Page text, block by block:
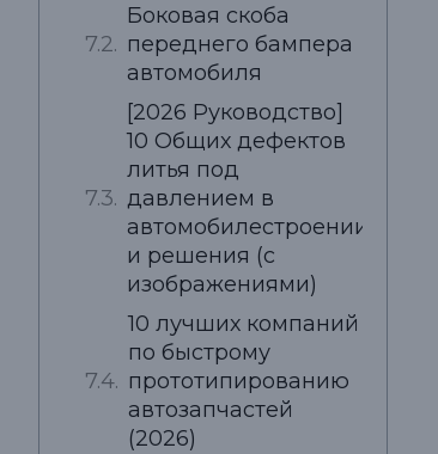
Боковая скоба
переднего бампера
автомобиля
[2026 Руководство]
10 Общих дефектов
литья под
давлением в
автомобилестроении
и решения (с
изображениями)
10 лучших компаний
по быстрому
прототипированию
автозапчастей
(2026)